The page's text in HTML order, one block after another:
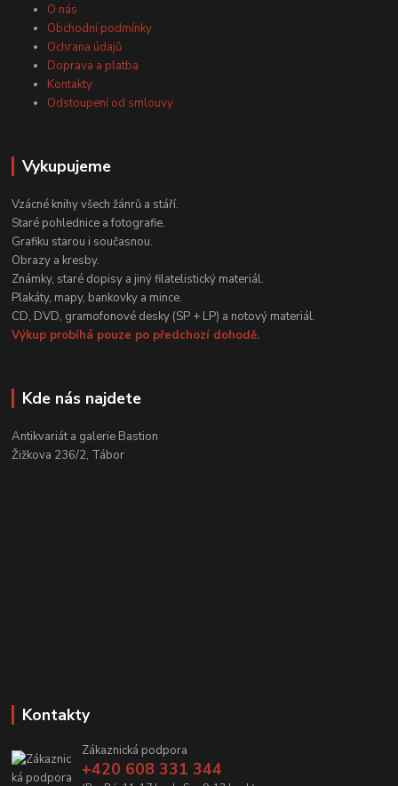
O nás
Obchodní podmínky
Ochrana údajů
Doprava a platba
Kontakty
Odstoupení od smlouvy
Vykupujeme
Vzácné knihy všech žánrů a stáří.
Staré pohlednice a fotografie.
Grafiku starou i současnou.
Obrazy a kresby.
Známky, staré dopisy a jiný filatelistický materiál.
Plakáty, mapy, bankovky a mince.
CD, DVD, gramofonové desky (SP + LP) a notový materiál.
Výkup probíhá pouze po předchozí dohodě.
Kde nás najdete
Antikvariát a galerie Bastion
Žižkova 236/2, Tábor
Kontakty
Zákaznická podpora
+420 608 331 344